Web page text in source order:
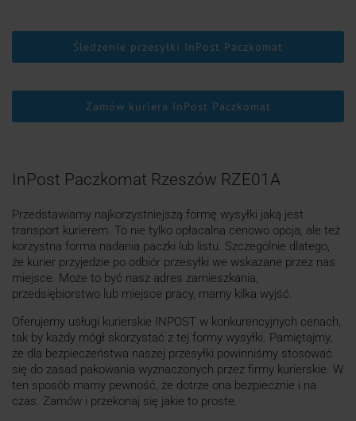
Śledzenie przesyłki InPost Paczkomat
Zamów kuriera InPost Paczkomat
InPost Paczkomat Rzeszów RZE01A
Przedstawiamy najkorzystniejszą formę wysyłki jaką jest
transport kurierem. To nie tylko opłacalna cenowo opcja, ale też
korzystna forma nadania paczki lub listu. Szczególnie dlatego,
że kurier przyjedzie po odbiór przesyłki we wskazane przez nas
miejsce. Może to być nasz adres zamieszkania,
przedsiębiorstwo lub miejsce pracy, mamy kilka wyjść.
Oferujemy usługi kurierskie INPOST w konkurencyjnych cenach,
tak by każdy mógł skorzystać z tej formy wysyłki. Pamiętajmy,
że dla bezpieczeństwa naszej przesyłki powinniśmy stosować
się do zasad pakowania wyznaczonych przez firmy kurierskie. W
ten sposób mamy pewność, że dotrze ona bezpiecznie i na
czas. Zamów i przekonaj się jakie to proste.